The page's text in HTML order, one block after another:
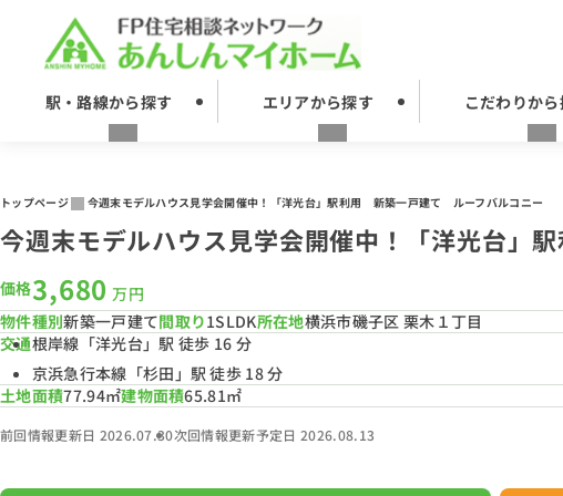
駅・路線から探す エリアから探す こだわりから
トップページ 今週末モデルハウス見学会開催中！「洋光台」駅利用 新築一戸建て ルーフバルコニー
今週末モデルハウス見学会開催中！「洋光台
価格3,680 万円
物件種別新築一戸建て間取り1SLDK所在地横浜市磯子区 栗木１丁目
交通根岸線「洋光台」駅 徒歩 16 分
京浜急行本線「杉田」駅 徒歩 18 分
土地面積77.94㎡建物面積65.81㎡
前回情報更新日 2026.07.30次回情報更新予定日 2026.08.13